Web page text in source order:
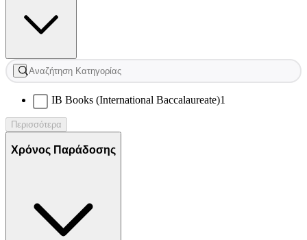
IB Books (International Baccalaureate)1
Περισσότερα
Χρόνος Παράδοσης